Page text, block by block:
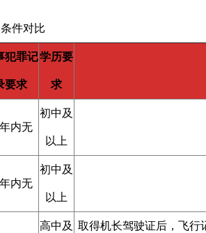
件对比
犯罪记
要求
学历要
求
内无
初中及
以上
内无
初中及
以上
高中及 取得机长驾驶证后，飞行